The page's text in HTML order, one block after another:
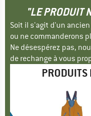
"LE PRODUIT
Soit il s'agit d'un
ou ne commanderons
Ne désespérez pas,
de rechange à vous
PRODUITS